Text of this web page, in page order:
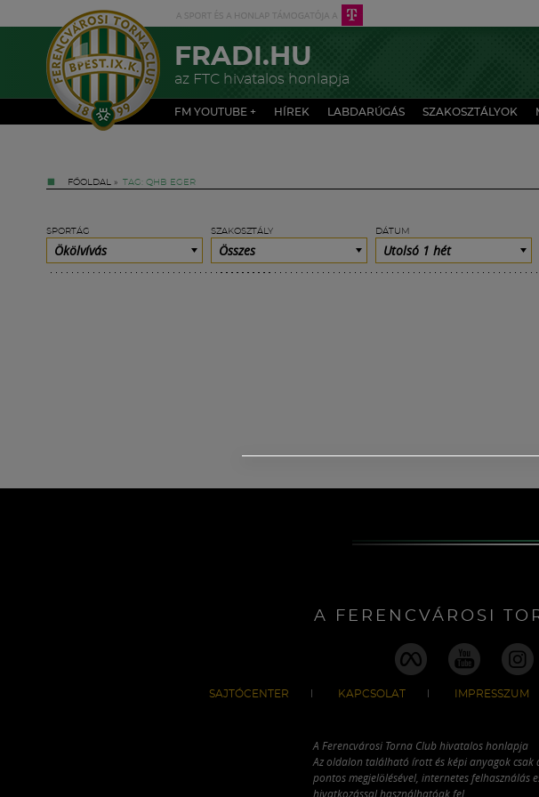
FRADI.HU
az FTC hivatalos honlapja
FM YOUTUBE + HÍREK LABDARÚGÁS SZAKOSZTÁLYOK
FŐOLDAL » TAG: QHB EGER
SPORTÁG
Ökölvívás
SZAKOSZTÁLY
Összes
DÁTUM
Utolsó 1 hét
A FERENCVÁROSI
SAJTÓCENTER KAPCSOLAT IMPRESSZUM
A Ferencvárosi Torna Club hivatalos honlapja
Az oldalon található írott és képi anyagok csak
pontos megjelölésével, internetes felhasználás
hivatkozással használhatóak fel.